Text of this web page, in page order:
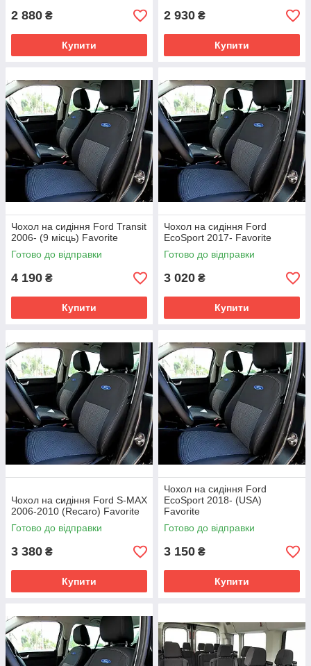
2 880 ₴
Купити
2 930 ₴
Купити
Чохол на сидіння Ford Transit
2006- (9 місць) Favorite
Готово до відправки
4 190 ₴
Купити
Чохол на сидіння Ford
EcoSport 2017- Favorite
Готово до відправки
3 020 ₴
Купити
Чохол на сидіння Ford S-MAX
2006-2010 (Recaro) Favorite
Готово до відправки
3 380 ₴
Купити
Чохол на сидіння Ford
EcoSport 2018- (USA)
Favorite
Готово до відправки
3 150 ₴
Купити